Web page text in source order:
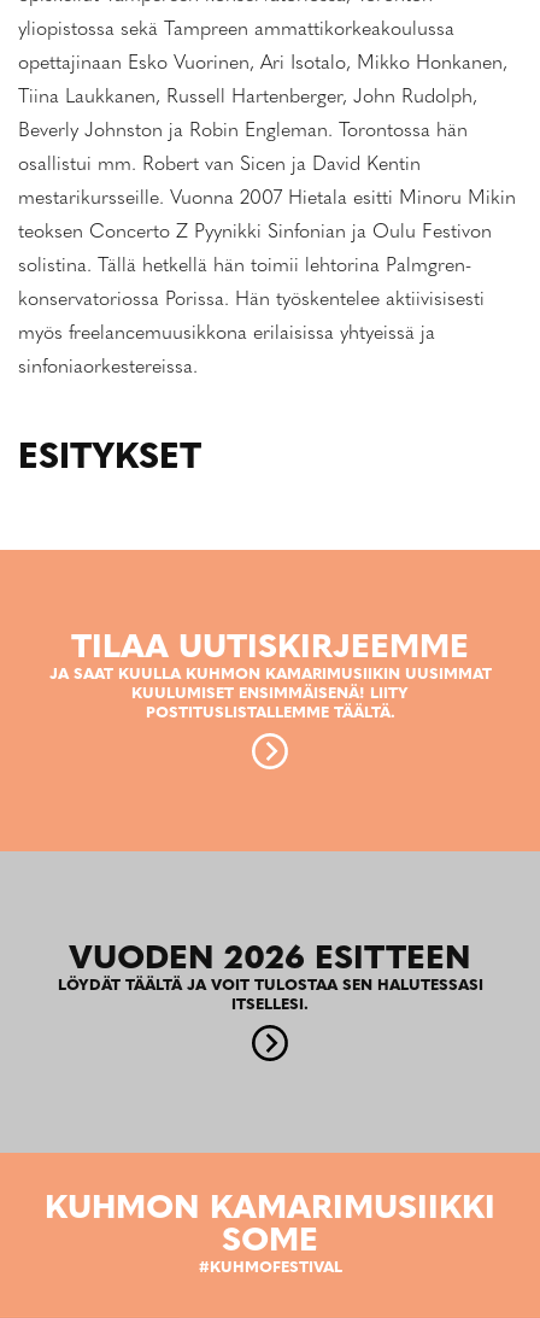
yliopistossa sekä Tampreen ammattikorkeakoulussa
opettajinaan Esko Vuorinen, Ari Isotalo, Mikko Honkanen,
Tiina Laukkanen, Russell Hartenberger, John Rudolph,
Beverly Johnston ja Robin Engleman. Torontossa hän
osallistui mm. Robert van Sicen ja David Kentin
mestarikursseille. Vuonna 2007 Hietala esitti Minoru Mikin
teoksen Concerto Z Pyynikki Sinfonian ja Oulu Festivon
solistina. Tällä hetkellä hän toimii lehtorina Palmgren-
konservatoriossa Porissa. Hän työskentelee aktiivisisesti
myös freelancemuusikkona erilaisissa yhtyeissä ja
sinfoniaorkestereissa.
ESITYKSET
TILAA UUTISKIRJEEMME
JA SAAT KUULLA KUHMON KAMARIMUSIIKIN UUSIMMAT
KUULUMISET ENSIMMÄISENÄ! LIITY
POSTITUSLISTALLEMME TÄÄLTÄ.
VUODEN 2026 ESITTEEN
LÖYDÄT TÄÄLTÄ JA VOIT TULOSTAA SEN HALUTESSASI
ITSELLESI.
KUHMON KAMARIMUSIIKKI
SOME
#KUHMOFESTIVAL